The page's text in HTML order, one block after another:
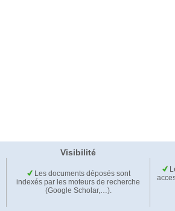
Visibilité
Les documents déposés sont
indexés par les moteurs de recherche
(Google Scholar,…).